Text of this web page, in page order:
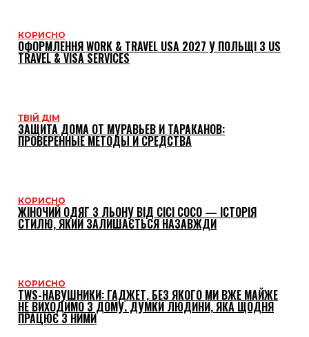
КОРИСНО
ОФОРМЛЕННЯ WORK & TRAVEL USA 2027 У ПОЛЬЩІ З US
TRAVEL & VISA SERVICES
ТВІЙ ДІМ
ЗАЩИТА ДОМА ОТ МУРАВЬЕВ И ТАРАКАНОВ:
ПРОВЕРЕННЫЕ МЕТОДЫ И СРЕДСТВА
КОРИСНО
ЖІНОЧИЙ ОДЯГ З ЛЬОНУ ВІД CICI COCO — ІСТОРІЯ
СТИЛЮ, ЯКИЙ ЗАЛИШАЄТЬСЯ НАЗАВЖДИ
КОРИСНО
TWS-НАВУШНИКИ: ГАДЖЕТ, БЕЗ ЯКОГО МИ ВЖЕ МАЙЖЕ
НЕ ВИХОДИМО З ДОМУ. ДУМКИ ЛЮДИНИ, ЯКА ЩОДНЯ
ПРАЦЮЄ З НИМИ